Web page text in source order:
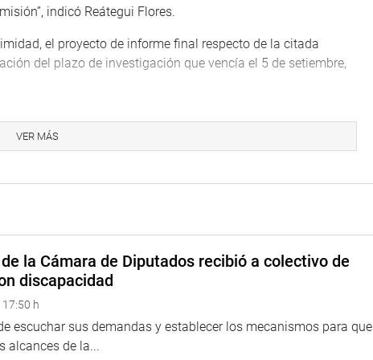
indicó Reátegui Flores.
el proyecto de informe final respecto de la citada
del plazo de investigación que vencía el 5 de setiembre,
naturales como jurídicas, entre ellos funcionarios
cuyas respuestas aún están en proceso de
está pendiente recabar declaraciones testimoniales
a fin de determinar responsabilidades”, informó
de plantear propuestas legislativas integrales es
VER MÁS
la Cámara de Diputados recibió a colectivo de
discapacidad
h
escuchar sus demandas y establecer los mecanismos para que
alcances de la...